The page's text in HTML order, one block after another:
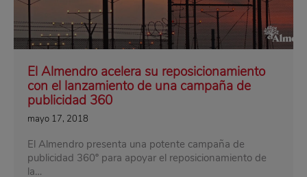
El Almendro acelera su reposicionamiento
con el lanzamiento de una campaña de
publicidad 360
mayo 17, 2018
El Almendro presenta una potente campaña de
publicidad 360º para apoyar el reposicionamiento de
la…